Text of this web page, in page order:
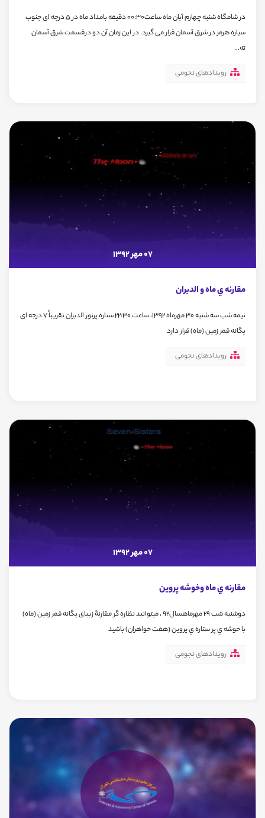
در شامگاه شنبه چهارم آبان ماه ساعت00:30 دقیقه بامداد ماه در 5 درجه ای جنوب
سیاره هرمز در شرق آسمان قرار می گیرد. در این زمان آن دو درقسمت شرق آسمان
ته...
رویدادهای نجومی
07 مهر 1392
مقارنه ي ماه و الدبران
نیمه شب سه شنبه 30 مهرماه 1392، ساعت 22:30 ستاره پرنور الدبران تقریباً 7 درجه ای
یگانه قمر زمین (ماه) قرار دارد
رویدادهای نجومی
07 مهر 1392
مقارنه ي ماه وخوشه پروين
دوشنبه شب 29 مهرماهسال92 ، میتوانید نظاره گر مقارنۀ زیبای یگانه قمر زمين (ماه)
با خوشه ي پر ستاره ي پروين (هفت خواهران) باشید
رویدادهای نجومی